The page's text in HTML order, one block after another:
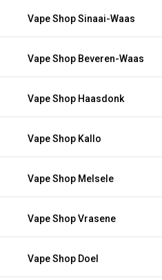
Vape Shop Sinaai-Waas
Vape Shop Beveren-Waas
Vape Shop Haasdonk
Vape Shop Kallo
Vape Shop Melsele
Vape Shop Vrasene
Vape Shop Doel